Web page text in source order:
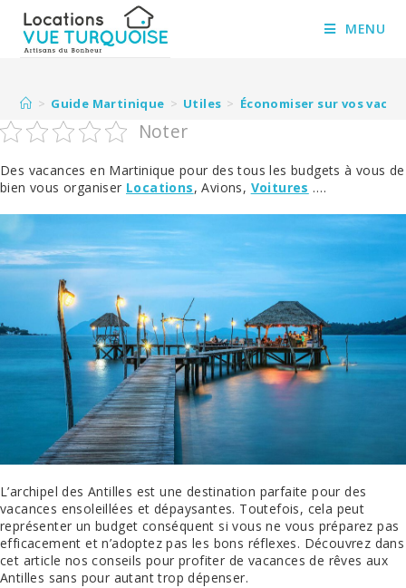
content
MENU
> Guide Martinique > Utiles > Économiser sur vos
Noter
Des vacances en Martinique pour des tous les budgets à vous de
bien vous organiser Locations, Avions, Voitures ….
L’archipel des Antilles est une destination parfaite pour des
vacances ensoleillées et dépaysantes. Toutefois, cela peut
représenter un budget conséquent si vous ne vous préparez pas
efficacement et n’adoptez pas les bons réflexes. Découvrez dans
cet article nos conseils pour profiter de vacances de rêves aux
Antilles sans pour autant trop dépenser.